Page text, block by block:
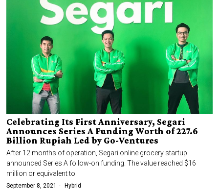
Celebrating Its First Anniversary, Segari
Announces Series A Funding Worth of 227.6
Billion Rupiah Led by Go-Ventures
After 12 months of operation, Segari online grocery startup
announced Series A follow-on funding. The value reached $16
million or equivalent to
September 8, 2021 Hybrid